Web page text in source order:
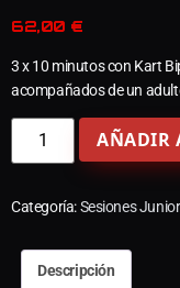
62,00 €
3 x 10 minutos con Kart
acompañados de un
AÑADIR
Categoría:Sesiones Junior
Descripción